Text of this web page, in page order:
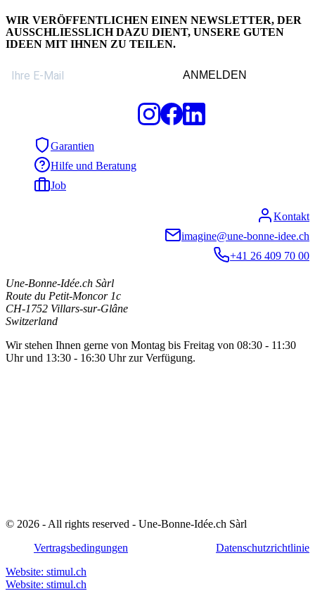
WIR VERÖFFENTLICHEN EINEN NEWSLETTER, DER
AUSSCHLIESSLICH DAZU DIENT, UNSERE GUTEN I
DEEN MIT IHNEN ZU TEILEN.
ANMELDEN
Garantien
Hilfe und Beratung
Job
Kontakt
imagine@une-bonne-idee.ch
+41 26 409 70 00
Une-Bonne-Idée.ch Sàrl
Route du Petit-Moncor 1c
CH-1752 Villars-sur-Glâne
Switzerland
Wir stehen Ihnen gerne von Montag bis Freitag von 08:30 - 11:30
Uhr und 13:30 - 16:30 Uhr zur Verfügung.
© 2026 - All rights reserved - Une-Bonne-Idée.ch Sàrl
Vertragsbedingungen
Datenschutzrichtlinie
Website: stimul.ch
Website: stimul.ch